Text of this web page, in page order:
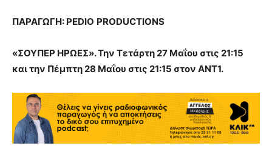
ΠΑΡΑΓΩΓΗ: PEDIO PRODUCTIONS
«ΣΟΥΠΕΡ ΗΡΩΕΣ». Την Τετάρτη 27 Μαΐου στις 21:15
και την Πέμπτη 28 Μαΐου στις 21:15 στον ΑΝΤ1.